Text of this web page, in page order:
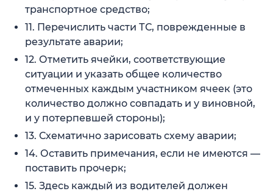
транспортное средство;
11. Перечислить части ТС, поврежденные в
результате аварии;
12. Отметить ячейки, соответствующие
ситуации и указать общее количество
отмеченных каждым участником ячеек (это
количество должно совпадать и у виновной,
и у потерпевшей стороны);
13. Схематично зарисовать схему аварии;
14. Оставить примечания, если не имеются —
поставить прочерк;
15. Здесь каждый из водителей должен